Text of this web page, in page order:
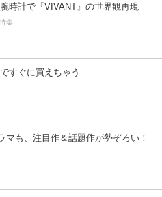
腕時計で『VIVANT』の世界観再現
集
すぐに買えちゃう
マも、注目作＆話題作が勢ぞろい！